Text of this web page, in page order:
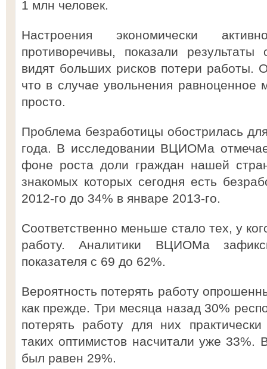
1 млн человек.
Настроения экономически
противоречивы, показали
видят больших рисков потери работы.
что в случае увольнения равноценное
просто.
Проблема безработицы обострилась
года. В исследовании ВЦИОМа
фоне роста доли граждан нашей
знакомых которых сегодня есть
2012-го до 34% в январе 2013-го.
Соответственно меньше стало тех, у
работу. Аналитики ВЦИОМа
показателя с 69 до 62%.
Вероятность потерять работу
как прежде. Три месяца назад 30%
потерять работу для них
таких оптимистов насчитали уже 33%.
был равен 29%.